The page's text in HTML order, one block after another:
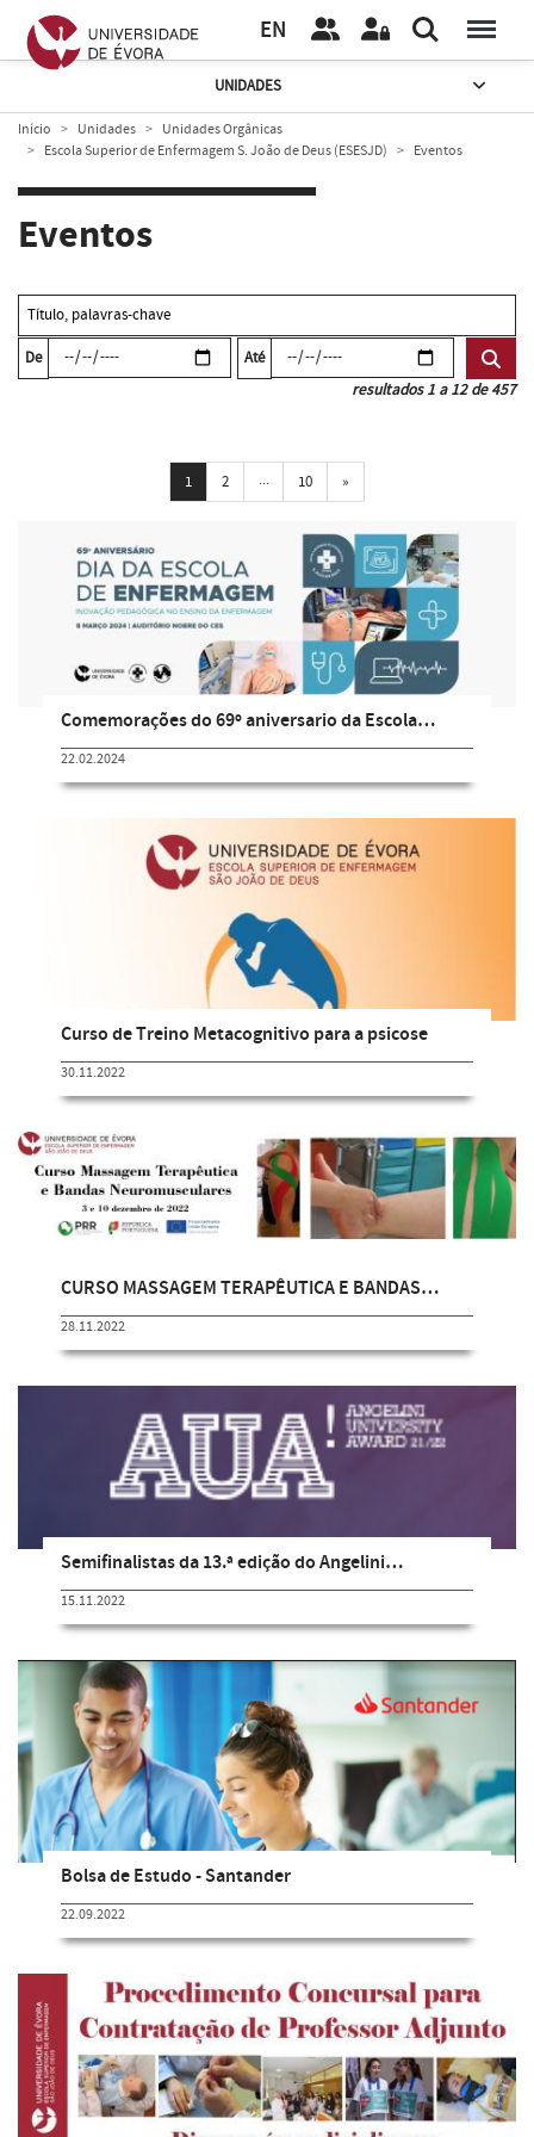
EN
UNIDADES
Início Unidades
Unidades Orgânicas
Escola Superior de Enfermagem S. João de Deus (ESESJD)
Eventos
Eventos
De
Até
resultados 1 a 12 de 457
1 2 ... 10 »
Comemorações do 69º aniversario da Escola…
22.02.2024
Curso de Treino Metacognitivo para a psicose
30.11.2022
CURSO MASSAGEM TERAPÊUTICA E BANDAS…
28.11.2022
Semifinalistas da 13.ª edição do Angelini…
15.11.2022
Bolsa de Estudo - Santander
22.09.2022